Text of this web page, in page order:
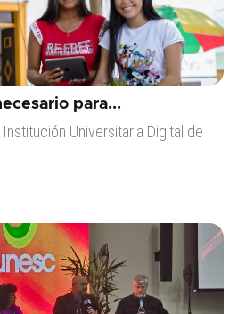
para...
Universitaria Digital de